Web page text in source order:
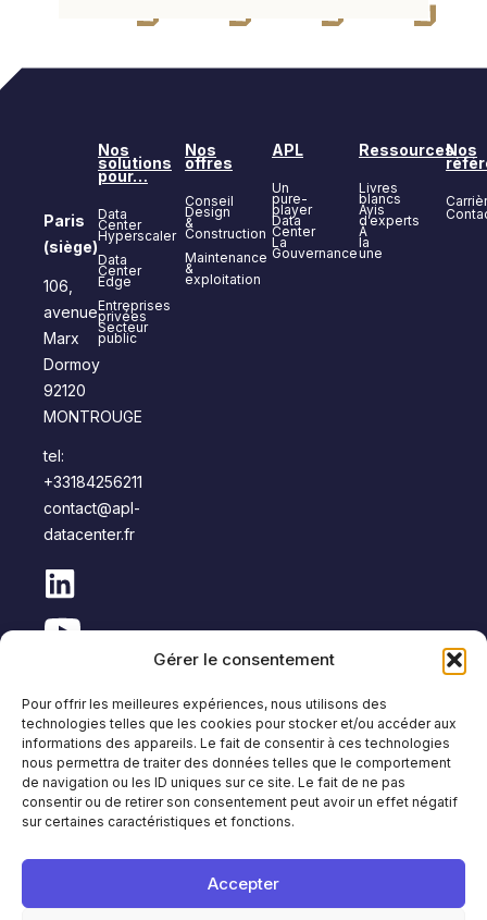
Gérer le consentement
Pour offrir les meilleures expériences, nous utilisons des
technologies telles que les cookies pour stocker et/ou accéder aux
informations des appareils. Le fait de consentir à ces technologies
nous permettra de traiter des données telles que le comportement
de navigation ou les ID uniques sur ce site. Le fait de ne pas
consentir ou de retirer son consentement peut avoir un effet négatif
sur certaines caractéristiques et fonctions.
Accepter
Paris
(siège)
106,
avenue
Marx
Dormoy
92120
MONTROUGE
tel:
+33184256211
contact@apl-
datacenter.fr
Nos
solutions
pour…
Data
Center
Hyperscaler
Data
Center
Edge
Entreprises
privées
Secteur
public
Nos
offres
Conseil
Design
&
Construction
Maintenance
&
exploitation
APL
Un
pure-
player
Data
Center
La
Gouvernance
Ressources
Livres
blancs
Avis
d’experts
À
la
une
Nos
Copyright © APL Data Center
Protection des données
Français English